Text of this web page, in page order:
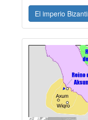
El imperio